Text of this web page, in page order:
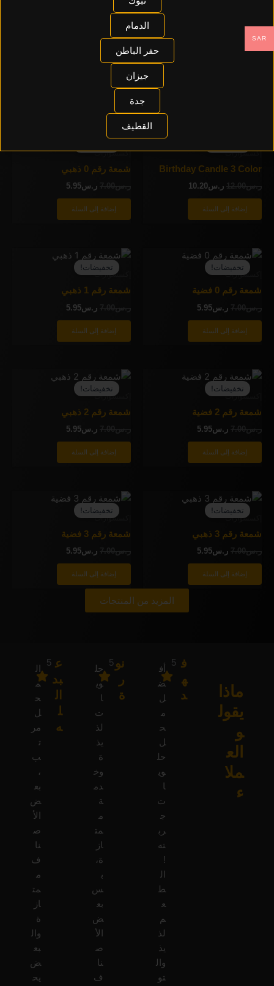
إضافة إلى السلة
إكسسوارات
Birthday Candle 3 Color
هو:
ر.س10.20
هو:
إضافة إلى السلة
إكسسوارات
شمعة رقم 0 ذهبي
هو:
ر.س5.95
هو:
إضافة إلى السلة
تخفيضات!
إكسسوارات
شمعة رقم 0 فضية
السعر
الأصلي
هو:
ر.س5.95
السعر
الحالي
إضافة إلى السلة
تخفيضات!
إكسسوارات
شمعة رقم 1 ذهبي
السعر
الأصلي
هو:
ر.س5.95
السعر
الحالي
إضافة إلى السلة
تخفيضات!
إكسسوارات
شمعة رقم 2 فضية
السعر
الأصلي
هو:
ر.س5.95
السعر
إضافة إلى السلة
تخفيضات!
إكسسوارات
شمعة رقم 2 ذهبي
السعر
الأصلي
هو:
ر.س5.95
السعر
الحالي
إضافة إلى السلة
تخفيضات!
إكسسوارات
شمعة رقم 3 ذهبي
السعر
الأصلي
هو:
ر.س5.95
السعر
الحالي
إضافة إلى السلة
تخفيضات!
إكسسوارات
شمعة رقم 3 فضية
السعر
الأصلي
هو:
ر.س5.95
السعر
إضافة إلى السلة
المزيد من المنتجات
ماذا
يقول
و
الع
ملا
ء
ف
ه
د
5
أف
ض
ل
م
ح
ل
حل
وي
ت
ج
رب
ته
!
ال
ط
ع
م
لذ
يذ
وال
تو
نو
ر
ة
5
حل
وي
ت
لذ
يذ
ة
وخ
دم
ة
م
مت
از
ة،
ب
س
بع
ض
الأ
ص
نا
ف
ع
بد
ال
ل
ه
5
ال
م
ح
ل
مر
ت
ب
،
بع
ض
الأ
ص
نا
ف
م
مت
از
ة
وال
بع
ض
يح
SAR
الدمام
حفر الباطن
جيزان
جدة
القطيف